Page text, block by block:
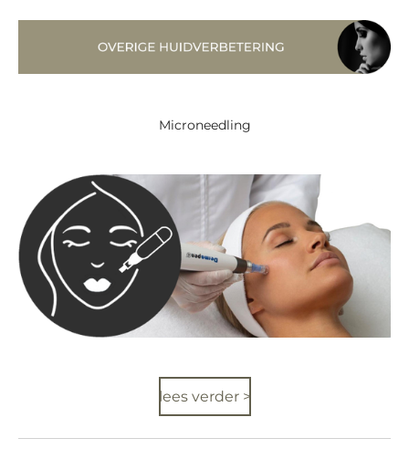
Microneedling
lees verder >